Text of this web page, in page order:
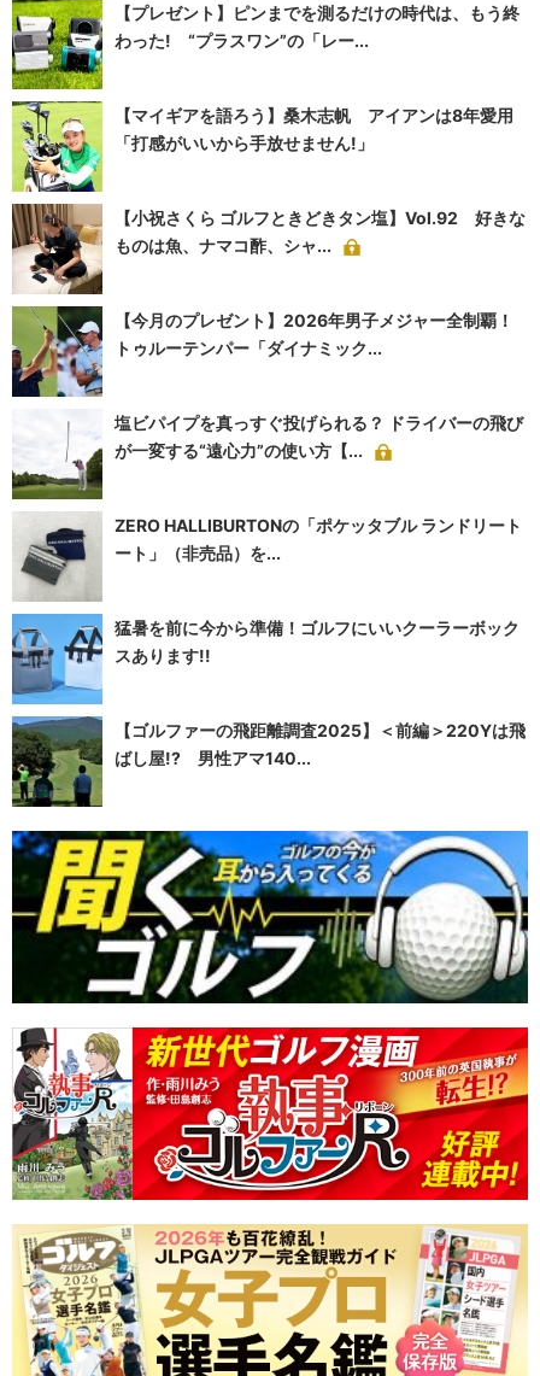
【プレゼント】ピンまでを測るだけの時代は、もう終
わった! “プラスワン”の「レー...
【マイギアを語ろう】桑木志帆 アイアンは8年愛用
「打感がいいから手放せません!」
【小祝さくら ゴルフときどきタン塩】Vol.92 好きな
ものは魚、ナマコ酢、シャ...
【今月のプレゼント】2026年男子メジャー全制覇！
トゥルーテンパー「ダイナミック...
塩ビパイプを真っすぐ投げられる？ ドライバーの飛び
が一変する“遠心力”の使い方【...
ZERO HALLIBURTONの「ポケッタブル ランドリート
ート」（非売品）を...
猛暑を前に今から準備！ゴルフにいいクーラーボック
スあります!!
【ゴルファーの飛距離調査2025】＜前編＞220Yは飛
ばし屋!? 男性アマ140...